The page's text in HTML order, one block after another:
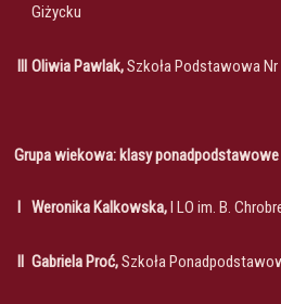
Giżycku
III Oliwia Pawlak,Szkoła Podstawowa
Grupa wiekowa: klasy ponadpodstawowe
I Weronika Kalkowska,I LO im. B.
II Gabriela Proć,Szkoła